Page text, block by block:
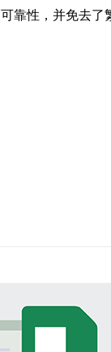
性，并免去